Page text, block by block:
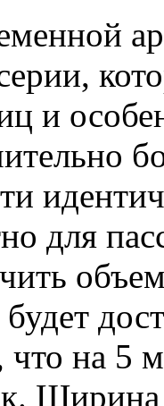
и
для
на 5